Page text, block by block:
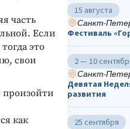
часть
Если
это
свои
произойти
как
15 августа
Санкт-
Фестиваль
2 — 10
Санкт-
Девятая
развития
25 сентября